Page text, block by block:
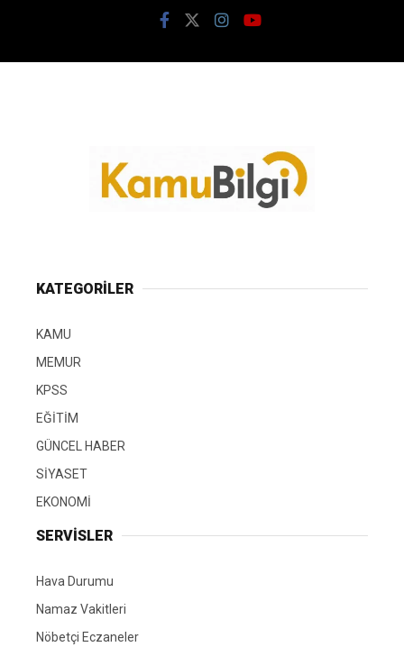
KATEGORİLER
KAMU
MEMUR
KPSS
EĞİTİM
GÜNCEL HABER
SİYASET
EKONOMİ
SERVİSLER
Hava Durumu
Namaz Vakitleri
Nöbetçi Eczaneler